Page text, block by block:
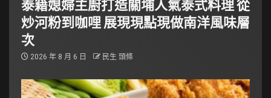
泰籍媳婦主廚打造關埔人氣泰式料理 從
炒河粉到咖哩 展現現點現做南洋風味層
次
2026 年 8 月 6 日 民生 頭條